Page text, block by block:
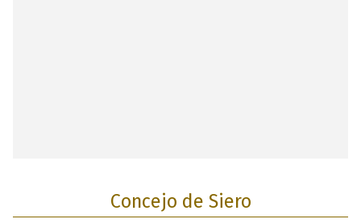
Concejo de Siero